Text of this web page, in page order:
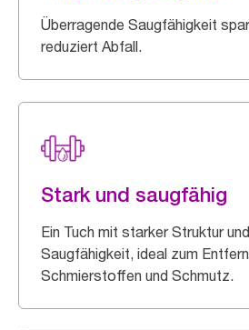
Überragende Saugfähigkeit
reduziert Abfall.
Stark und saugfähig
Ein Tuch mit starker Struktur
Saugfähigkeit, ideal zum
Schmierstoffen und Schmutz.